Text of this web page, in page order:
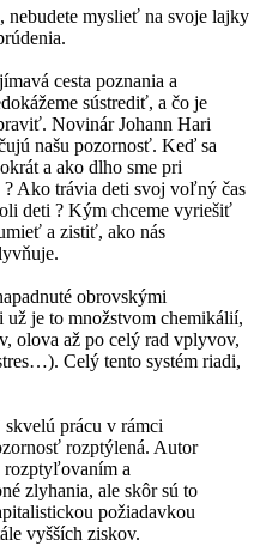
myslieť na svoje lajky
cesta poznania a
sústrediť, a čo je
Novinár Johann Hari
našu pozornosť. Keď sa
a ako dlho sme pri
Ako trávia deti svoj voľný čas
deti ? Kým chceme vyriešiť
a zistiť, ako nás
obrovskými
je to množstvom chemikálií,
olova až po celý rad vplyvov,
Celý tento systém riadi,
prácu v rámci
rozptýlená. Autor
rozptyľovaním a
zlyhania, ale skôr sú to
požiadavkou
vyšších ziskov.